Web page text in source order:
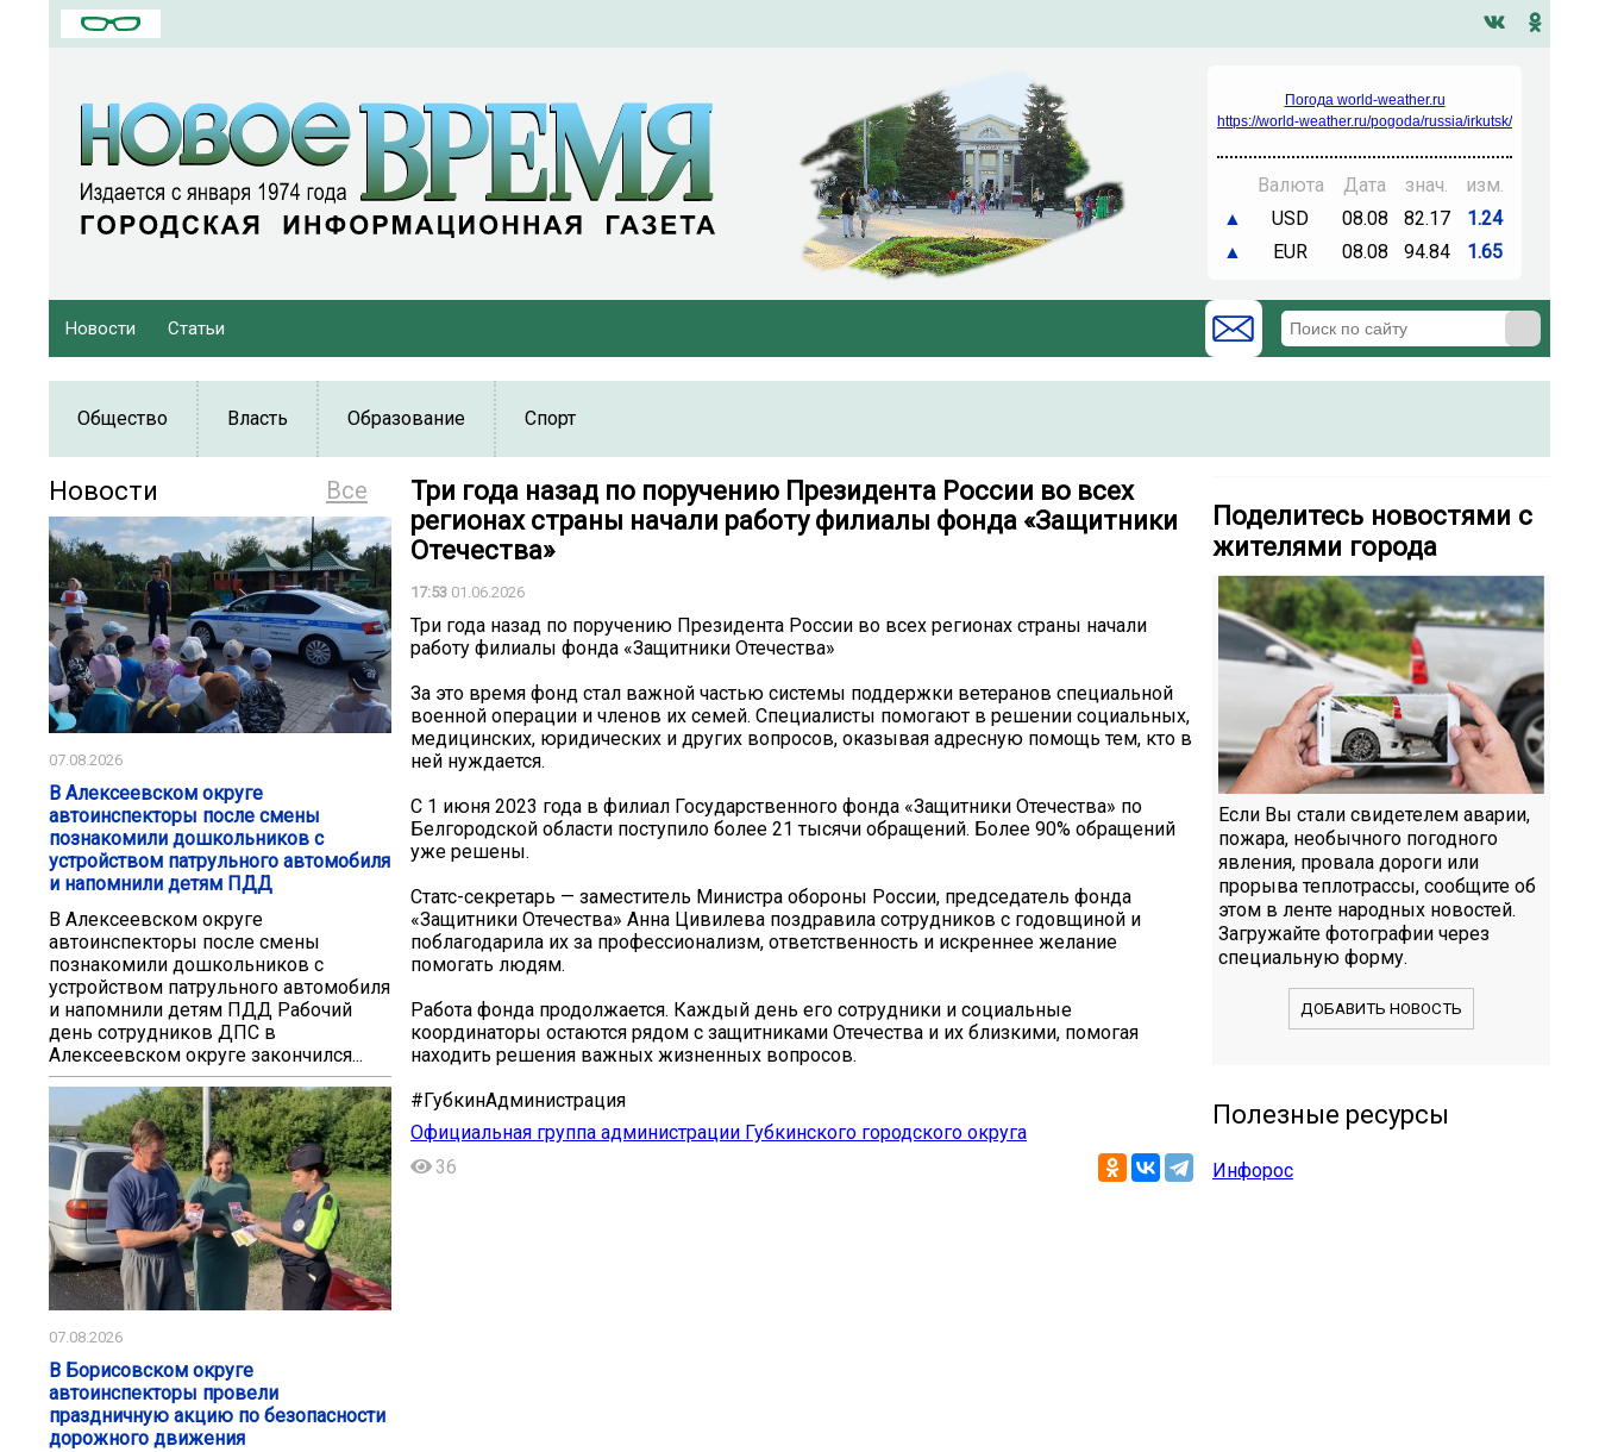
Погода world-weather.ru
https://world-weather.ru/pogoda/russia/irkutsk/
Валюта Дата знач.
изм.
▲
USD 08.08 82.17
1.24
▲
EUR 08.08 94.84 1.65
Новости Статьи
Общество Власть Образование Спорт
Все
Новости
07.08.2026
В Алексеевском округе
автоинспекторы после смены
познакомили дошкольников с
устройством патрульного автомобиля
и напомнили детям ПДД
В Алексеевском округе
автоинспекторы после смены
познакомили дошкольников с
устройством патрульного автомобиля
и напомнили детям ПДД Рабочий
день сотрудников ДПС в
Алексеевском округе закончился...
07.08.2026
В Борисовском округе
автоинспекторы провели
праздничную акцию по безопасности
дорожного движения
Три года назад по поручению Президента России во всех
регионах страны начали работу филиалы фонда «Защитники
Отечества»
17:53 01.06.2026
Три года назад по поручению Президента России во всех регионах страны начали
работу филиалы фонда «Защитники Отечества»
За это время фонд стал важной частью системы поддержки ветеранов специальной
военной операции и членов их семей. Специалисты помогают в решении социальных,
медицинских, юридических и других вопросов, оказывая адресную помощь тем, кто в
ней нуждается.
С 1 июня 2023 года в филиал Государственного фонда «Защитники Отечества» по
Белгородской области поступило более 21 тысячи обращений. Более 90% обращений
уже решены.
Статс-секретарь — заместитель Министра обороны России, председатель фонда
«Защитники Отечества» Анна Цивилева поздравила сотрудников с годовщиной и
поблагодарила их за профессионализм, ответственность и искреннее желание
помогать людям.
Работа фонда продолжается. Каждый день его сотрудники и социальные
координаторы остаются рядом с защитниками Отечества и их близкими, помогая
находить решения важных жизненных вопросов.
#ГубкинАдминистрация
Официальная группа администрации Губкинского городского округа
36
Поделитесь новостями с
жителями города
Если Вы стали свидетелем аварии,
пожара, необычного погодного
явления, провала дороги или
прорыва теплотрассы, сообщите об
этом в ленте народных новостей.
Загружайте фотографии через
специальную форму.
ДОБАВИТЬ НОВОСТЬ
Полезные ресурсы
Инфорос